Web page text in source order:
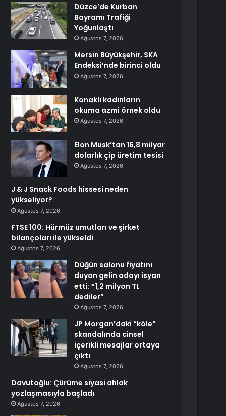
Düzce’de Kurban
Bayramı Trafiği
Yoğunlaştı
Ağustos 7, 2026
Mersin Büyükşehir, SKA
Endeksi’nde birinci oldu
Ağustos 7, 2026
Konaklı kadınların
okuma azmi örnek oldu
Ağustos 7, 2026
Elon Musk’tan 16,8 milyar
dolarlık çip üretim tesisi
Ağustos 7, 2026
J & J Snack Foods hissesi neden
yükseliyor?
Ağustos 7, 2026
FTSE 100: Hürmüz umutları ve şirket
bilançoları ile yükseldi
Ağustos 7, 2026
Düğün salonu fiyatını
duyan gelin adayı isyan
etti: “1,2 milyon TL
dediler”
Ağustos 7, 2026
JP Morgan’daki “köle”
skandalında cinsel
içerikli mesajlar ortaya
çıktı
Ağustos 7, 2026
Davutoğlu: Çürüme siyasi ahlak
yozlaşmasıyla başladı
Ağustos 7, 2026